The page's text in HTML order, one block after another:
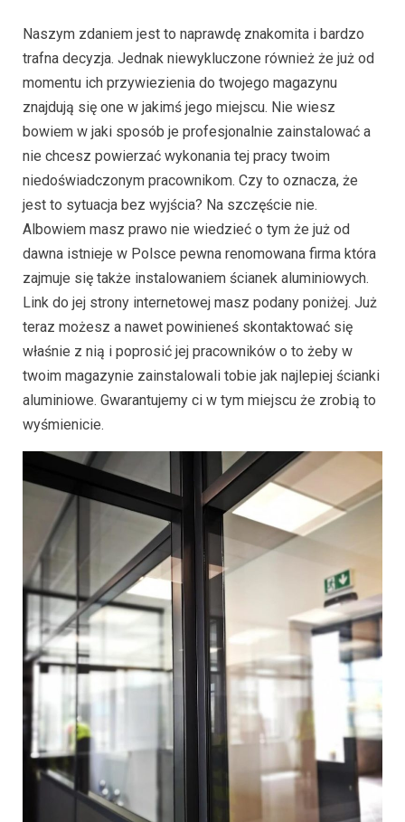
Naszym zdaniem jest to naprawdę znakomita i bardzo
trafna decyzja. Jednak niewykluczone również że już od
momentu ich przywiezienia do twojego magazynu
znajdują się one w jakimś jego miejscu. Nie wiesz
bowiem w jaki sposób je profesjonalnie zainstalować a
nie chcesz powierzać wykonania tej pracy twoim
niedoświadczonym pracownikom. Czy to oznacza, że
jest to sytuacja bez wyjścia? Na szczęście nie.
Albowiem masz prawo nie wiedzieć o tym że już od
dawna istnieje w Polsce pewna renomowana firma która
zajmuje się także instalowaniem ścianek aluminiowych.
Link do jej strony internetowej masz podany poniżej. Już
teraz możesz a nawet powinieneś skontaktować się
właśnie z nią i poprosić jej pracowników o to żeby w
twoim magazynie zainstalowali tobie jak najlepiej ścianki
aluminiowe. Gwarantujemy ci w tym miejscu że zrobią to
wyśmienicie.